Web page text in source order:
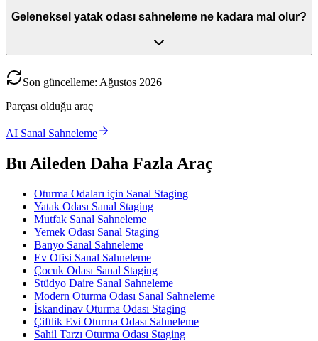
Geleneksel yatak odası sahneleme ne kadara mal olur?
Son güncelleme: Ağustos 2026
Parçası olduğu araç
AI Sanal Sahneleme
Bu Aileden Daha Fazla Araç
Oturma Odaları için Sanal Staging
Yatak Odası Sanal Staging
Mutfak Sanal Sahneleme
Yemek Odası Sanal Staging
Banyo Sanal Sahneleme
Ev Ofisi Sanal Sahneleme
Çocuk Odası Sanal Staging
Stüdyo Daire Sanal Sahneleme
Modern Oturma Odası Sanal Sahneleme
İskandinav Oturma Odası Staging
Çiftlik Evi Oturma Odası Sahneleme
Sahil Tarzı Oturma Odası Staging